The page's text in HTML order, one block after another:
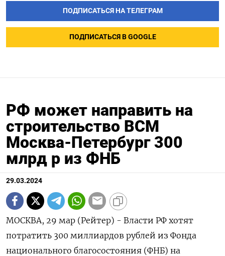
ПОДПИСАТЬСЯ НА ТЕЛЕГРАМ
ПОДПИСАТЬСЯ В GOOGLE
РФ может направить на
строительство ВСМ
Москва-Петербург 300
млрд р из ФНБ
29.03.2024
МОСКВА, 29 мар (Рейтер) - Власти РФ хотят
потратить 300 миллиардов рублей из Фонда
национального благосостояния (ФНБ) на